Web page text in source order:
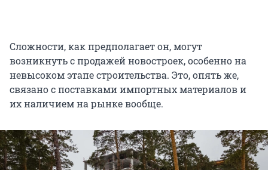
Сложности, как предполагает он, могут
возникнуть с продажей новостроек, особенно на
невысоком этапе строительства. Это, опять же,
связано с поставками импортных материалов и
их наличием на рынке вообще.